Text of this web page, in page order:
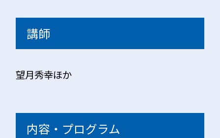
講師
望月秀幸ほか
内容・プログラム